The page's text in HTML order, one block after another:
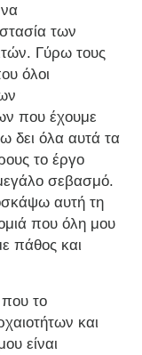
των
Γύρω τους
όλοι
που έχουμε
δει όλα αυτά τα
το έργο
σεβασμό.
αυτή τη
που όλη μου
πάθος και
το
και
είναι